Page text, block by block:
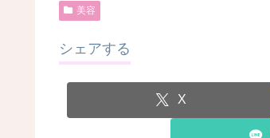
美容
シェアする
X